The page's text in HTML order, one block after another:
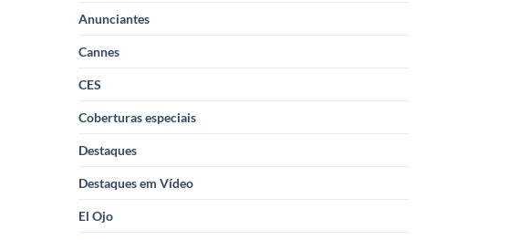
Anunciantes
Cannes
CES
Coberturas especiais
Destaques
Destaques em Vídeo
El Ojo